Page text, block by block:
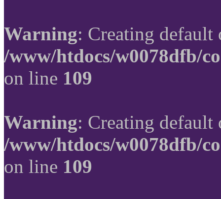
Warning: Creating
/www/htdocs/w0078dfb/
on line 109
Warning: Creating
/www/htdocs/w0078dfb/
on line 109